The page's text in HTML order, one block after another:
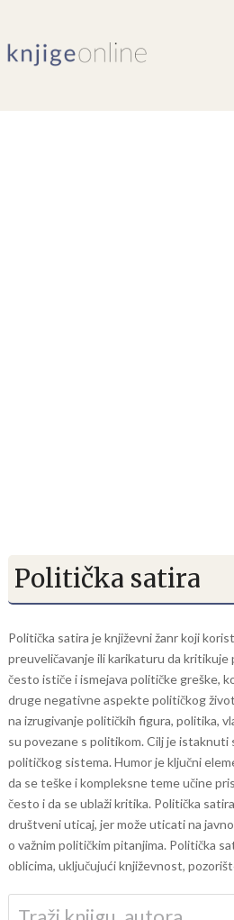
Politička satira
Politička satira je književni žanr koji
preuveličavanje ili karikaturu da kritikuje
često ističe i ismejava političke greške,
druge negativne aspekte političkog
na izrugivanje političkih figura, politika,
su povezane s politikom. Cilj je
političkog sistema. Humor je ključni
da se teške i kompleksne teme učine
često i da se ublaži kritika. Politička
društveni uticaj, jer može uticati na
o važnim političkim pitanjima. Politička
oblicima, uključujući književnost,